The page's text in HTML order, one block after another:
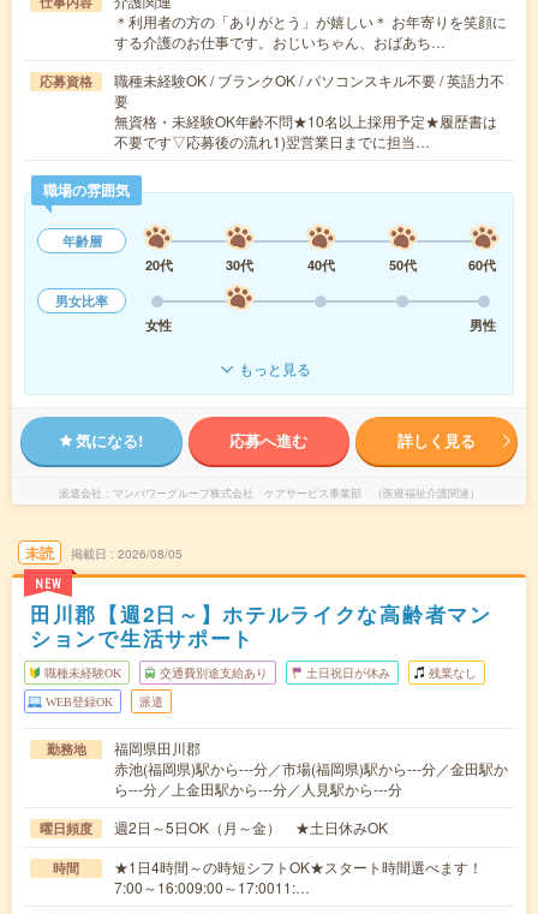
＊利用者の方の「ありがとう」が嬉しい＊ お年寄りを笑顔に
する介護のお仕事です。おじいちゃん、おばあち…
応募資格
職種未経験OK / ブランクOK / パソコンスキル不要 / 英語力不
要
無資格・未経験OK年齢不問★10名以上採用予定★履歴書は
不要です▽応募後の流れ1)翌営業日までに担当…
職場の雰囲気
年齢層
20代
30代 40代 50代
60代
男女比率
女性
男性
もっと見る
気になる! 応募へ進む 詳しく見る
派遣会社 マンパワーグループ株式会社 ケアサービス事業部 （医療福祉介護関連）
未読
NEW
掲載日 2026/08/05
田川郡【週2日～】ホテルライクな高齢者マン
ションで生活サポート
職種未経験OK 交通費別途支給あり 土日祝日が休み 残業なし
WEB登録OK 派遣
勤務地
福岡県田川郡
赤池(福岡県)駅から---分／市場(福岡県)駅から---分／金田駅か
ら---分／上金田駅から---分／人見駅から---分
曜日頻度 週2日～5日OK（月～金） ★土日休みOK
時間
★1日4時間～の時短シフトOK★スタート時間選べます！
7:00～16:009:00～17:0011:…